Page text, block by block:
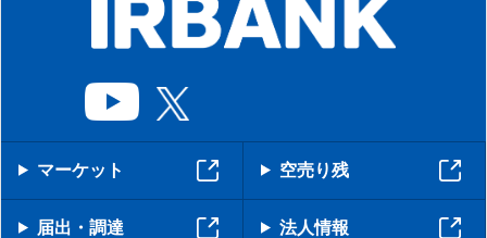
マーケット 空売り残
届出・調達 法人情報